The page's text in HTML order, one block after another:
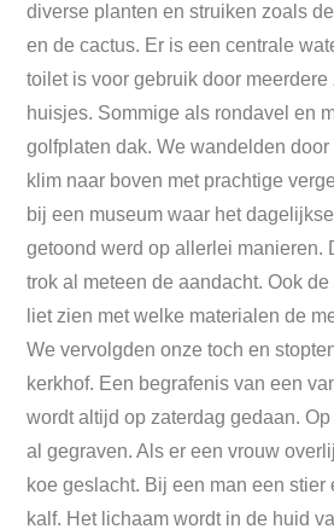
diverse planten en struiken zoals
en de cactus. Er is een centrale
toilet is voor gebruik door
huisjes. Sommige als rondavel en
golfplaten dak. We wandelden
klim naar boven met prachtige
bij een museum waar het
getoond werd op allerlei manieren.
trok al meteen de aandacht. Ook
liet zien met welke materialen de
We vervolgden onze toch en
kerkhof. Een begrafenis van een
wordt altijd op zaterdag gedaan.
al gegraven. Als er een vrouw
koe geslacht. Bij een man een stier
kalf. Het lichaam wordt in de huid